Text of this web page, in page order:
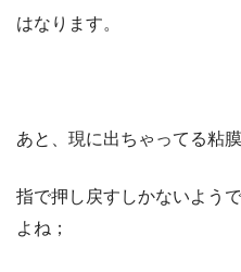
はなります。
あと、現に出ちゃってる粘
指で押し戻すしかないよう
よね；